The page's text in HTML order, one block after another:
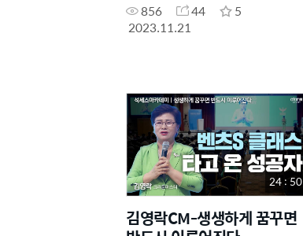
856 44
5
2023.11.21
24 : 50
김영락CM-생생하게 꿈꾸면